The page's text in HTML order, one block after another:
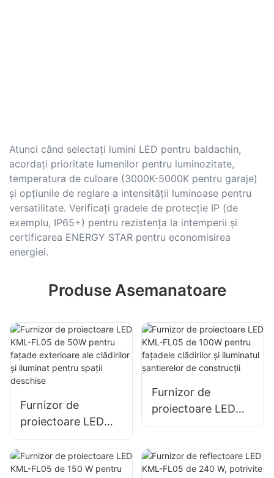
Atunci când selectați lumini LED pentru baldachin,
acordați prioritate lumenilor pentru luminozitate,
temperatura de culoare (3000K-5000K pentru garaje)
și opțiunile de reglare a intensității luminoase pentru
versatilitate. Verificați gradele de protecție IP (de
exemplu, IP65+) pentru rezistența la intemperii și
certificarea ENERGY STAR pentru economisirea
energiei.
Produse Asemanatoare
Furnizor de
proiectoare LED
KML-FL05 de 50W
pentru fațade
exterioare ale
Furnizor de
proiectoare LED
KML-FL05 de 100W
clădirilor și
iluminatul